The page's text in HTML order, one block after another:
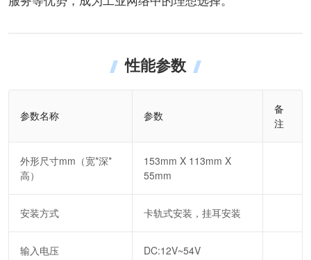
性能参数
参数名称 参数
备
注
外形尺寸mm（宽*深*
高）
153mm X 113mm X
55mm
安装方式 卡轨式安装，挂耳安装
输入电压 DC:12V~54V